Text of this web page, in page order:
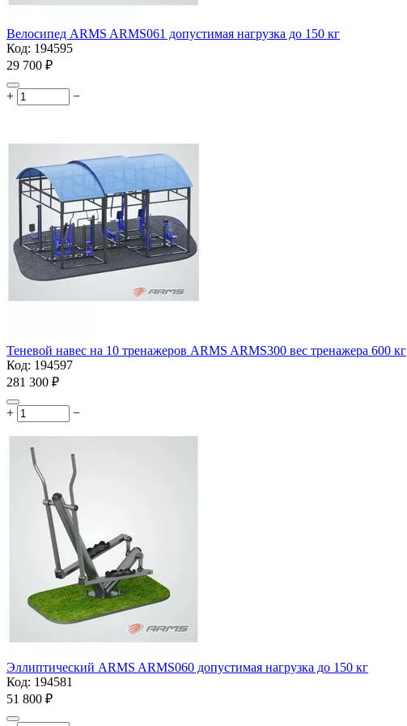
Велосипед ARMS ARMS061 допустимая нагрузка до 150 кг
Код: 194595
29 700 ₽
+ −
Теневой навес на 10 тренажеров ARMS ARMS300 вес тренажера 600 кг
Код: 194597
281 300 ₽
+ −
Эллиптический ARMS ARMS060 допустимая нагрузка до 150 кг
Код: 194581
51 800 ₽